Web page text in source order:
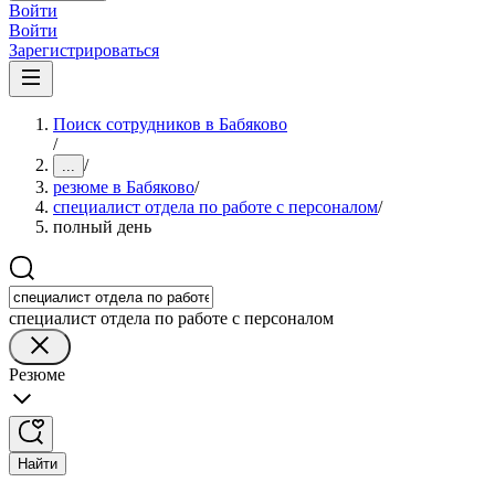
Войти
Войти
Зарегистрироваться
Поиск сотрудников в Бабяково
/
... /
резюме в Бабяково/
специалист отдела по работе с персоналом/
полный день
специалист отдела по работе с персоналом
Резюме
Найти